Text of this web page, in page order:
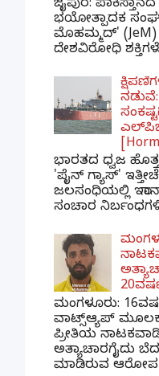
ಜೈಪುರ:
ಭಯೋತ್ಪಾದಕ
ಮೊಹಮ್ಮದ್' (JeM)
ದೇಶವಿರೋಧಿ
ಎಲ್‌ಪಿಜಿ
ಭಾರತದ ಧ್ವಜ
'ಪೈನ್ ಗ್ಯಾಸ್'
ಜಲಸಂಧಿಯಲ್ಲಿ
ಸಂಚಾರ
ಮಂಗಳೂರು:
ವಾಟ್ಸ್ಆ್ಯಪ್
ಪ್ರೀತಿಯ
ಅತ್ಯಾಚಾರಗೈದು
ಮಾಡಿರುವ ಆರೋಪ